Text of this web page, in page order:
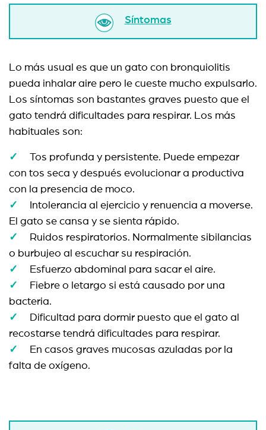
Síntomas
Lo más usual es que un gato con bronquiolitis
pueda inhalar aire pero le cueste mucho expulsarlo.
Los síntomas son bastantes graves puesto que el
gato tendrá dificultades para respirar. Los más
habituales son:
Tos profunda y persistente. Puede empezar
con tos seca y después evolucionar a productiva
con la presencia de moco.
Intolerancia al ejercicio y renuencia a moverse.
El gato se cansa y se sienta rápido.
Ruidos respiratorios. Normalmente sibilancias
o burbujeo al escuchar su respiración.
Esfuerzo abdominal para sacar el aire.
Fiebre o letargo si está causado por una
bacteria.
Dificultad para dormir puesto que el gato al
recostarse tendrá dificultades para respirar.
En casos graves mucosas azuladas por la
falta de oxígeno.